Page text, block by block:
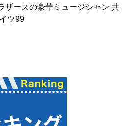
ザースの豪華ミュージシャン 共
ツ99